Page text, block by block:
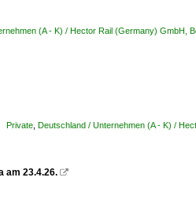
(A - K) / Hector Rail (Germany) GmbH,
Private Deutschland / Unternehmen (A - K) /
am 23.4.26. 